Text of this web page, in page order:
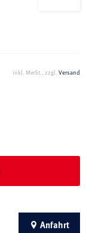
inkl. MwSt., zzgl. Versand
Anfahrt